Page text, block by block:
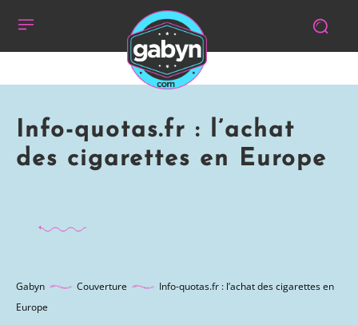
Info-quotas.fr : l’achat
des cigarettes en Europe
Gabyn Couverture
Info-quotas.fr : l’achat des cigarettes en
Europe